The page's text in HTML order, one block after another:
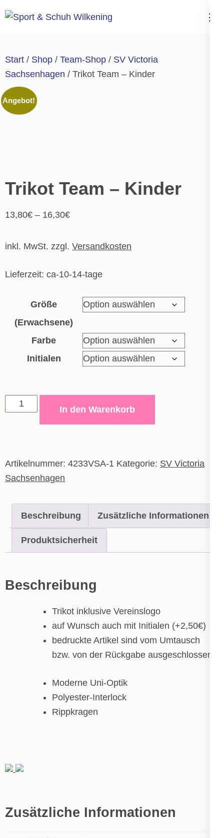
Inhalt
drücken)
Start / Shop / Team-Shop / SV Victoria
Sachsenhagen / Trikot Team – Kinder
Angebot!
Trikot Team – Kinder
13,80€ – 16,30€
inkl. MwSt. zzgl. Versandkosten
Lieferzeit: ca-10-14-tage
Größe
(Erwachsene)
Farbe
Initialen
Trikot
Team
Menge
In den Warenkorb
Artikelnummer: 4233VSA-1 Kategorie: SV Victoria
Sachsenhagen
Beschreibung Zusätzliche Informationen
Produktsicherheit
Beschreibung
Trikot inklusive Vereinslogo
auf Wunsch auch mit Initialen (+2,50€)
bedruckte Artikel sind vom Umtausch
bzw. von der Rückgabe ausgeschlossen!
Moderne Uni-Optik
Polyester-Interlock
Rippkragen
Zusätzliche Informationen